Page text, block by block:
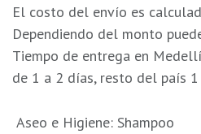
El costo del envío es
Dependiendo del monto
Tiempo de entrega en
de 1 a 2 días, resto del país
Aseo e Higiene: Shampoo